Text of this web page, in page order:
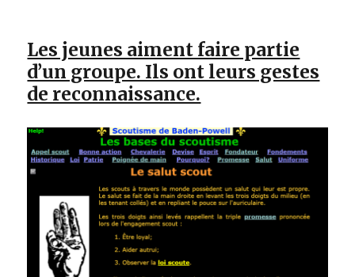
Les jeunes aiment faire partie
d’un groupe. Ils ont leurs gestes
de reconnaissance.